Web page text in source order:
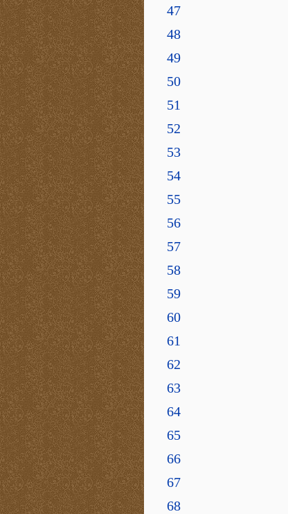
47
48
49
50
51
52
53
54
55
56
57
58
59
60
61
62
63
64
65
66
67
68